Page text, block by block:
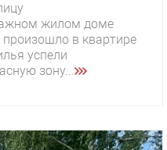
жилом доме
в квартире
успели
зону...